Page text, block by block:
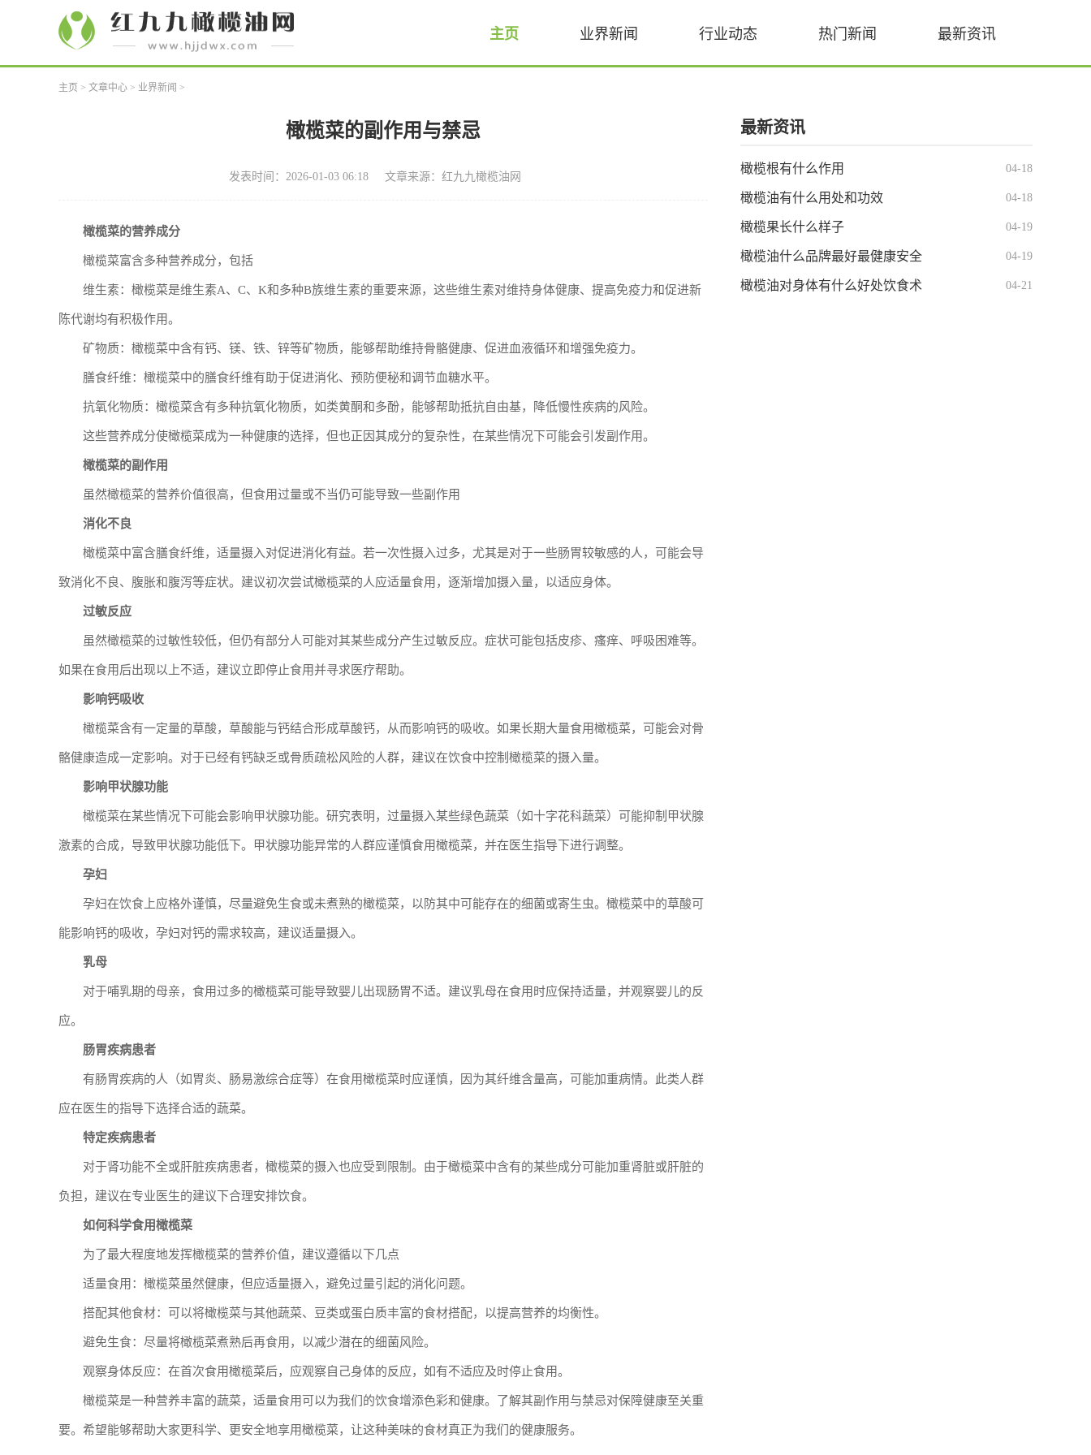
主页 业界新闻 行业动态 热门新闻 最新资讯
主页 > 文章中心 > 业界新闻 >
橄榄菜的副作用与禁忌
发表时间：2026-01-03 06:18 文章来源：红九九橄榄油网
橄榄菜的营养成分
橄榄菜富含多种营养成分，包括
维生素：橄榄菜是维生素A、C、K和多种B族维生素的重要来源，这些维生素对维持身体健康、提高免疫力和促进新
陈代谢均有积极作用。
矿物质：橄榄菜中含有钙、镁、铁、锌等矿物质，能够帮助维持骨骼健康、促进血液循环和增强免疫力。
膳食纤维：橄榄菜中的膳食纤维有助于促进消化、预防便秘和调节血糖水平。
抗氧化物质：橄榄菜含有多种抗氧化物质，如类黄酮和多酚，能够帮助抵抗自由基，降低慢性疾病的风险。
这些营养成分使橄榄菜成为一种健康的选择，但也正因其成分的复杂性，在某些情况下可能会引发副作用。
橄榄菜的副作用
虽然橄榄菜的营养价值很高，但食用过量或不当仍可能导致一些副作用
消化不良
橄榄菜中富含膳食纤维，适量摄入对促进消化有益。若一次性摄入过多，尤其是对于一些肠胃较敏感的人，可能会导
致消化不良、腹胀和腹泻等症状。建议初次尝试橄榄菜的人应适量食用，逐渐增加摄入量，以适应身体。
过敏反应
虽然橄榄菜的过敏性较低，但仍有部分人可能对其某些成分产生过敏反应。症状可能包括皮疹、瘙痒、呼吸困难等。
如果在食用后出现以上不适，建议立即停止食用并寻求医疗帮助。
影响钙吸收
橄榄菜含有一定量的草酸，草酸能与钙结合形成草酸钙，从而影响钙的吸收。如果长期大量食用橄榄菜，可能会对骨
骼健康造成一定影响。对于已经有钙缺乏或骨质疏松风险的人群，建议在饮食中控制橄榄菜的摄入量。
影响甲状腺功能
橄榄菜在某些情况下可能会影响甲状腺功能。研究表明，过量摄入某些绿色蔬菜（如十字花科蔬菜）可能抑制甲状腺
激素的合成，导致甲状腺功能低下。甲状腺功能异常的人群应谨慎食用橄榄菜，并在医生指导下进行调整。
孕妇
孕妇在饮食上应格外谨慎，尽量避免生食或未煮熟的橄榄菜，以防其中可能存在的细菌或寄生虫。橄榄菜中的草酸可
能影响钙的吸收，孕妇对钙的需求较高，建议适量摄入。
乳母
对于哺乳期的母亲，食用过多的橄榄菜可能导致婴儿出现肠胃不适。建议乳母在食用时应保持适量，并观察婴儿的反
应。
肠胃疾病患者
有肠胃疾病的人（如胃炎、肠易激综合症等）在食用橄榄菜时应谨慎，因为其纤维含量高，可能加重病情。此类人群
应在医生的指导下选择合适的蔬菜。
特定疾病患者
对于肾功能不全或肝脏疾病患者，橄榄菜的摄入也应受到限制。由于橄榄菜中含有的某些成分可能加重肾脏或肝脏的
负担，建议在专业医生的建议下合理安排饮食。
如何科学食用橄榄菜
为了最大程度地发挥橄榄菜的营养价值，建议遵循以下几点
适量食用：橄榄菜虽然健康，但应适量摄入，避免过量引起的消化问题。
搭配其他食材：可以将橄榄菜与其他蔬菜、豆类或蛋白质丰富的食材搭配，以提高营养的均衡性。
避免生食：尽量将橄榄菜煮熟后再食用，以减少潜在的细菌风险。
观察身体反应：在首次食用橄榄菜后，应观察自己身体的反应，如有不适应及时停止食用。
橄榄菜是一种营养丰富的蔬菜，适量食用可以为我们的饮食增添色彩和健康。了解其副作用与禁忌对保障健康至关重
要。希望能够帮助大家更科学、更安全地享用橄榄菜，让这种美味的食材真正为我们的健康服务。
最新资讯
橄榄根有什么作用 04-18
橄榄油有什么用处和功效 04-18
橄榄果长什么样子 04-19
橄榄油什么品牌最好最健康安全 04-19
橄榄油对身体有什么好处饮食术 04-21